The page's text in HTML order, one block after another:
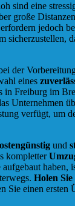
sind eine
große
jedoch
sicherzustellen,
der
eines
in Freiburg im
Unternehmen
verfügt, um
und
kompletter
haben,
Holen Sie
Sie einen ersten